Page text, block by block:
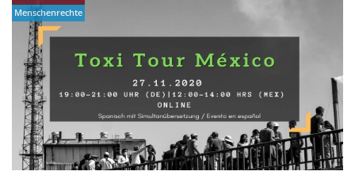
Menschenrechte